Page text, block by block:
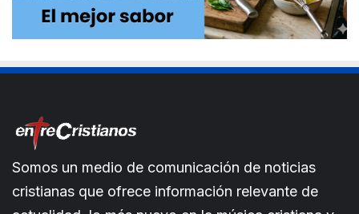
Somos un medio de comunicación de noticias
cristianas que ofrece información relevante de